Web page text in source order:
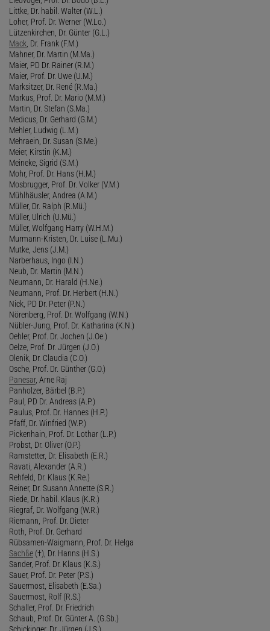
Littke, Dr. habil. Walter (W.L.)
Loher, Prof. Dr. Werner (W.Lo.)
Lützenkirchen, Dr. Günter (G.L.)
Mack , Dr. Frank (F.M.)
Mahner, Dr. Martin (M.Ma.)
Maier, PD Dr. Rainer (R.M.)
Maier, Prof. Dr. Uwe (U.M.)
Marksitzer, Dr. René (R.Ma.)
Markus, Prof. Dr. Mario (M.M.)
Martin, Dr. Stefan (S.Ma.)
Medicus, Dr. Gerhard (G.M.)
Mehler, Ludwig (L.M.)
Mehraein, Dr. Susan (S.Me.)
Meier, Kirstin (K.M.)
Meineke, Sigrid (S.M.)
Mohr, Prof. Dr. Hans (H.M.)
Mosbrugger, Prof. Dr. Volker (V.M.)
Mühlhäusler, Andrea (A.M.)
Müller, Dr. Ralph (R.Mü.)
Müller, Ulrich (U.Mü.)
Müller, Wolfgang Harry (W.H.M.)
Murmann-Kristen, Dr. Luise (L.Mu.)
Mutke, Jens (J.M.)
Narberhaus, Ingo (I.N.)
Neub, Dr. Martin (M.N.)
Neumann, Dr. Harald (H.Ne.)
Neumann, Prof. Dr. Herbert (H.N.)
Nick, PD Dr. Peter (P.N.)
Nörenberg, Prof. Dr. Wolfgang (W.N.)
Nübler-Jung, Prof. Dr. Katharina (K.N.)
Oehler, Prof. Dr. Jochen (J.Oe.)
Oelze, Prof. Dr. Jürgen (J.O.)
Olenik, Dr. Claudia (C.O.)
Osche, Prof. Dr. Günther (G.O.)
Panesar, Arne Raj
Panholzer, Bärbel (B.P.)
Paul, PD Dr. Andreas (A.P.)
Paulus, Prof. Dr. Hannes (H.P.)
Pfaff, Dr. Winfried (W.P.)
Pickenhain, Prof. Dr. Lothar (L.P.)
Probst, Dr. Oliver (O.P.)
Ramstetter, Dr. Elisabeth (E.R.)
Ravati, Alexander (A.R.)
Rehfeld, Dr. Klaus (K.Re.)
Reiner, Dr. Susann Annette (S.R.)
Riede, Dr. habil. Klaus (K.R.)
Riegraf, Dr. Wolfgang (W.R.)
Riemann, Prof. Dr. Dieter
Roth, Prof. Dr. Gerhard
Rübsamen-Waigmann, Prof. Dr. Helga
Sachße (†), Dr. Hanns (H.S.)
Sander, Prof. Dr. Klaus (K.S.)
Sauer, Prof. Dr. Peter (P.S.)
Sauermost, Elisabeth (E.Sa.)
Sauermost, Rolf (R.S.)
Schaller, Prof. Dr. Friedrich
Schaub, Prof. Dr. Günter A. (G.Sb.)
Schickinger, Dr. Jürgen (J.S.)